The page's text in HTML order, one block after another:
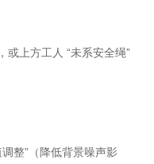
或上方工人 “未系安全绳”
整”（降低背景噪声影